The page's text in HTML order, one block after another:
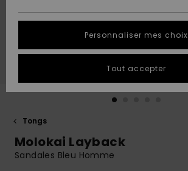
A
Découvrir
A
Découvrir
tailles
conversation
plus rapide
à votre
QUIKSILVER
Tongs
Molokai Layback
Sandales Bleu Homme
Personnaliser mes choix
Tout accepter